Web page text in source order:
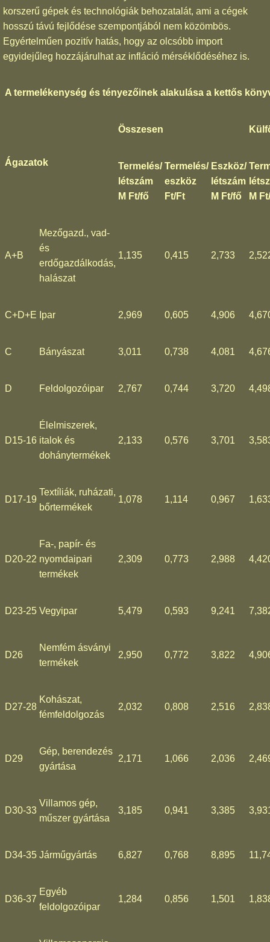
korszerű gépek és technológiák behozatalát, ami a cégek
hosszú távú fejlődése szempontjából nem közömbös.
Egyértelműen pozitív hatás, hogy az olcsóbb import
egyidejűleg hozzájárulhat az infláció mérséklődéséhez is.
A termelékenység és tényezőinek alakulása a kettős
Ágazatok
Összesen
Termelés/
létszám
M Ft/fő
Termelés/
eszköz
Ft/Ft
Eszköz/
létszám
M Ft/fő
M
A+B
Mezőgazd., vad-
és
erdőgazdálkodás,
halászat
1,135 0,415 2,733
C+D+E Ipar 2,969 0,605 4,906
C Bányászat 3,011 0,738 4,081
D Feldolgozóipar 2,767 0,744 3,720
D15-16
Élelmiszerek,
italok és
dohánytermékek
2,133 0,576 3,701
D17-19
Textíliák, ruházati,
bőrtermékek
1,078 1,114 0,967
D20-22
Fa-, papír- és
nyomdaipari
termékek
2,309 0,773 2,988
D23-25 Vegyipar 5,479 0,593 9,241
D26
Nemfém ásványi
termékek
2,950 0,772 3,822
D27-28
Kohászat,
fémfeldolgozás
2,032 0,808 2,516
D29
Gép, berendezés
gyártása
2,171 1,066 2,036
D30-33
Villamos gép,
műszer gyártása
3,185 0,941 3,385
D34-35 Járműgyártás 6,827 0,768 8,895
D36-37
Egyéb
feldolgozóipar
1,284 0,856 1,501